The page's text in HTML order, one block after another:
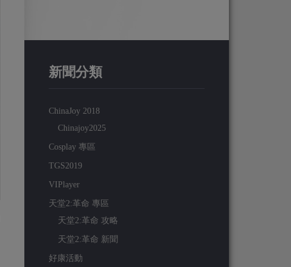
新聞分類
ChinaJoy 2018
Chinajoy2025
Cosplay 專區
TGS2019
VIPlayer
天堂2:革命 專區
天堂2:革命 攻略
天堂2:革命 新聞
好康活動